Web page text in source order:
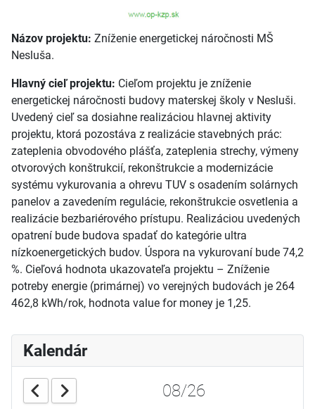
Názov projektu: Zníženie energetickej náročnosti MŠ
Nesluša.
Hlavný cieľ projektu: Cieľom projektu je zníženie
energetickej náročnosti budovy materskej školy v Nesluši.
Uvedený cieľ sa dosiahne realizáciou hlavnej aktivity
projektu, ktorá pozostáva z realizácie stavebných prác:
zateplenia obvodového plášťa, zateplenia strechy, výmeny
otvorových konštrukcií, rekonštrukcie a modernizácie
systému vykurovania a ohrevu TUV s osadením solárnych
panelov a zavedením regulácie, rekonštrukcie osvetlenia a
realizácie bezbariérového prístupu. Realizáciou uvedených
opatrení bude budova spadať do kategórie ultra
nízkoenergetických budov. Úspora na vykurovaní bude 74,2
%. Cieľová hodnota ukazovateľa projektu – Zníženie
potreby energie (primárnej) vo verejných budovách je 264
462,8 kWh/rok, hodnota value for money je 1,25.
Kalendár
08/26